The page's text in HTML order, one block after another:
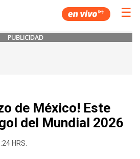
☰
PUBLICIDAD
de México! Este
del Mundial 2026
HRS.